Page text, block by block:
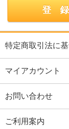
特定商取引法に
マイアカウント
お問い合わせ
ご利用案内